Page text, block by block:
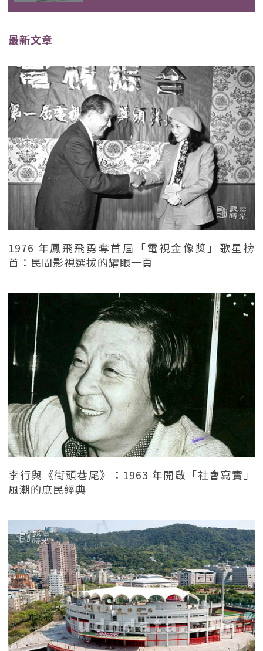
最新文章
1976 年鳳飛飛勇奪首屆「電視金像獎」歌星榜
首：民間影視選拔的耀眼一頁
李行與《街頭巷尾》：1963 年開啟「社會寫實」
風潮的庶民經典